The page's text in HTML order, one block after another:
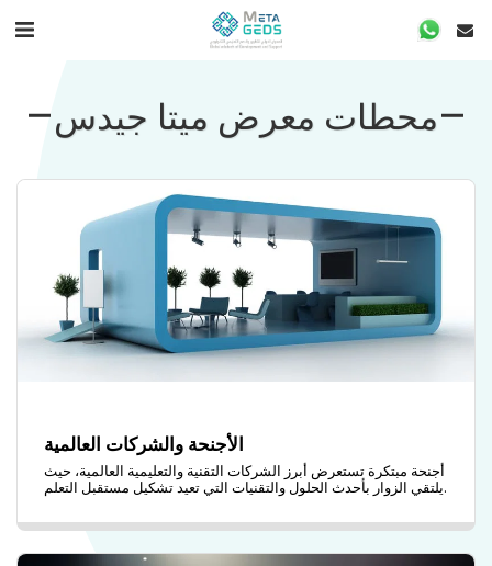
محطات معرض ميتا جيدس
الأجنحة والشركات العالمية
أجنحة مبتكرة تستعرض أبرز الشركات التقنية والتعليمية العالمية، حيث
يلتقي الزوار بأحدث الحلول والتقنيات التي تعيد تشكيل مستقبل التعلم.